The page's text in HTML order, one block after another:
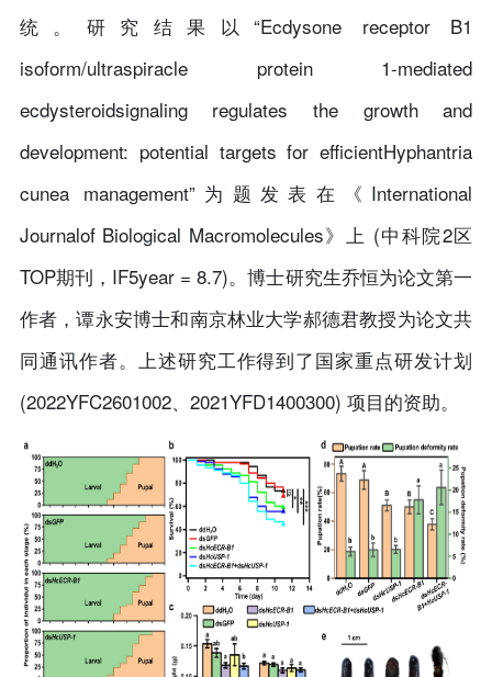
统。研究结果以“Ecdysone receptor B1
isoform/ultraspiracle protein 1-mediated
ecdysteroidsignaling regulates the growth and
development: potential targets for efficientHyphantria
cunea management”为题发表在《International
Journalof Biological Macromolecules》上 (中科院2区
TOP期刊，IF5year = 8.7)。博士研究生乔恒为论文第一
作者，谭永安博士和南京林业大学郝德君教授为论文共
同通讯作者。上述研究工作得到了国家重点研发计划
(2022YFC2601002、2021YFD1400300) 项目的资助。